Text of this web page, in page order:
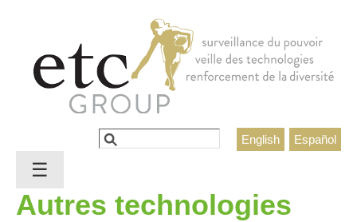
Español
English
Formulaire de recherche
Rechercher
Autres technologies
☰